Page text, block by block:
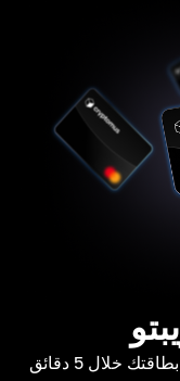
خلال 5 دقائق